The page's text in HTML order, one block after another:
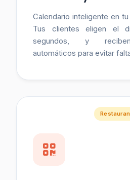
Calendario inteligente en
Tus clientes eligen el
segundos, y
automáticos para evitar